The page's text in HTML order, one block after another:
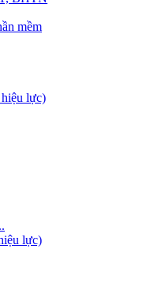
mềm
lực)
lực)